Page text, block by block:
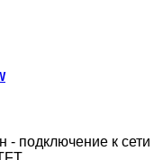
подключение к сети